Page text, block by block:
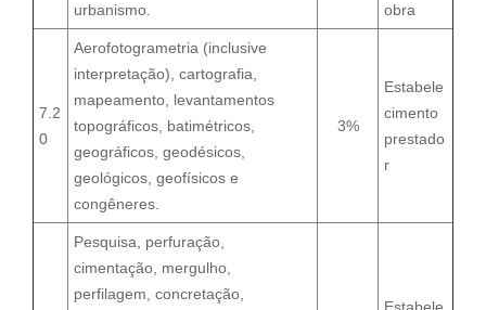
urbanismo.
obra
7.2
0
Aerofotogrametria (inclusive
interpretação), cartografia,
mapeamento, levantamentos
topográficos, batimétricos,
geográficos, geodésicos,
geológicos, geofísicos e
congêneres.
3%
Estabele
cimento
prestado
r
Pesquisa, perfuração,
cimentação, mergulho,
perfilagem, concretação,